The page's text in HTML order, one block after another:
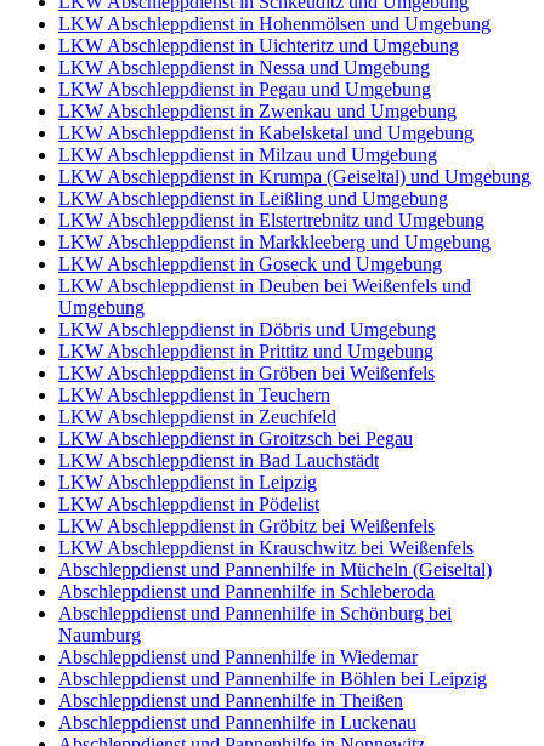
LKW Abschleppdienst in Hohenmölsen und Umgebung
LKW Abschleppdienst in Uichteritz und Umgebung
LKW Abschleppdienst in Nessa und Umgebung
LKW Abschleppdienst in Pegau und Umgebung
LKW Abschleppdienst in Zwenkau und Umgebung
LKW Abschleppdienst in Kabelsketal und Umgebung
LKW Abschleppdienst in Milzau und Umgebung
LKW Abschleppdienst in Krumpa (Geiseltal) und Umgebung
LKW Abschleppdienst in Leißling und Umgebung
LKW Abschleppdienst in Elstertrebnitz und Umgebung
LKW Abschleppdienst in Markkleeberg und Umgebung
LKW Abschleppdienst in Goseck und Umgebung
LKW Abschleppdienst in Deuben bei Weißenfels und
Umgebung
LKW Abschleppdienst in Döbris und Umgebung
LKW Abschleppdienst in Prittitz und Umgebung
LKW Abschleppdienst in Gröben bei Weißenfels
LKW Abschleppdienst in Teuchern
LKW Abschleppdienst in Zeuchfeld
LKW Abschleppdienst in Groitzsch bei Pegau
LKW Abschleppdienst in Bad Lauchstädt
LKW Abschleppdienst in Leipzig
LKW Abschleppdienst in Pödelist
LKW Abschleppdienst in Gröbitz bei Weißenfels
LKW Abschleppdienst in Krauschwitz bei Weißenfels
Abschleppdienst und Pannenhilfe in Mücheln (Geiseltal)
Abschleppdienst und Pannenhilfe in Schleberoda
Abschleppdienst und Pannenhilfe in Schönburg bei
Naumburg
Abschleppdienst und Pannenhilfe in Wiedemar
Abschleppdienst und Pannenhilfe in Böhlen bei Leipzig
Abschleppdienst und Pannenhilfe in Theißen
Abschleppdienst und Pannenhilfe in Luckenau